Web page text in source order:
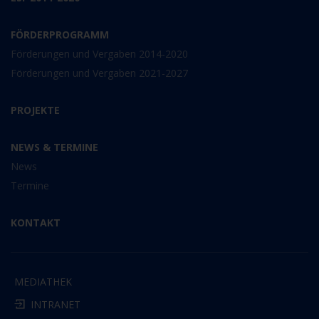
FÖRDERPROGRAMM
Förderungen und Vergaben 2014-2020
Förderungen und Vergaben 2021-2027
PROJEKTE
NEWS & TERMINE
News
Termine
KONTAKT
MEDIATHEK
INTRANET